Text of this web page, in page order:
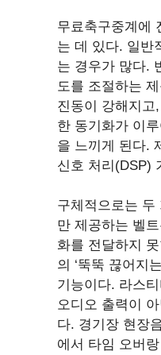
무료축구중계에
는 데 있다. 일반
는 경우가 많다.
도를 조절하는
진동이 강해지고
한 동기화가 이
을 느끼게 된다.
신호 처리(DSP)
구체적으로는 두
만 제공하는 벨
화를 전달하지
의 ‘뚝뚝 끊어지
기능이다. 라스
오디오 출력이
다. 경기장 현장
에서 타임 오버